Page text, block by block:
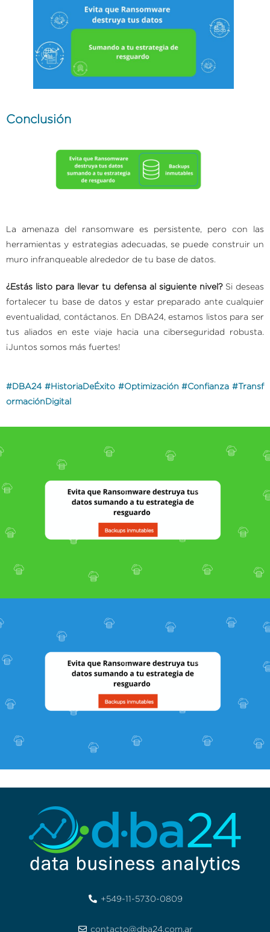
Conclusión
La amenaza del ransomware es persistente, pero con las
herramientas y estrategias adecuadas, se puede construir un
muro infranqueable alrededor de tu base de datos.
¿Estás listo para llevar tu defensa al siguiente nivel?Si deseas
fortalecer tu base de datos y estar preparado ante cualquier
eventualidad, contáctanos. En DBA24, estamos listos para ser
tus aliados en este viaje hacia una ciberseguridad robusta.
¡Juntos somos más fuertes!
#DBA24 #HistoriaDeÉxito #Optimización #Confianza #Transf
ormaciónDigital
+549-11-5730-0809
contacto@dba24.com.ar